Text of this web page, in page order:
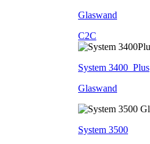
Glaswand
C2C
System 3400_Plus
Glaswand
System 3500